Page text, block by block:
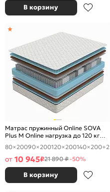
В корзину
Матрас пружинный Online SOVA
Plus M Online нагрузка до 120 кг
800x2000
80×20090×200120×200140×200+2
от 10 945₽21 890 ₽-50%
В корзину